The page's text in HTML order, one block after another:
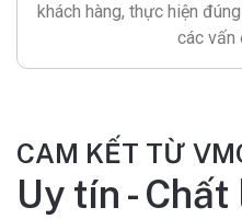
khách hàng, thực hiện
các vấn
CAM KẾT TỪ
Uy tín -